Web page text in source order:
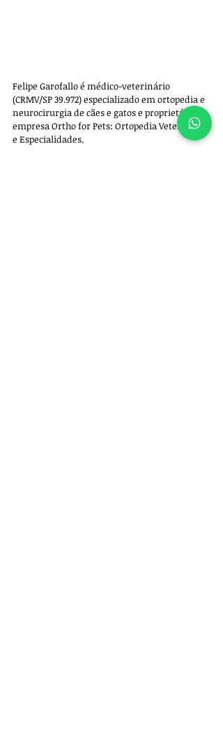
Felipe Garofallo é médico-veterinário
(CRMV/SP 39.972) especializado em ortopedia e
neurocirurgia de cães e gatos e proprietário da
empresa Ortho for Pets: Ortopedia Veterinária
e Especialidades.